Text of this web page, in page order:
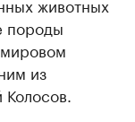
породы
из